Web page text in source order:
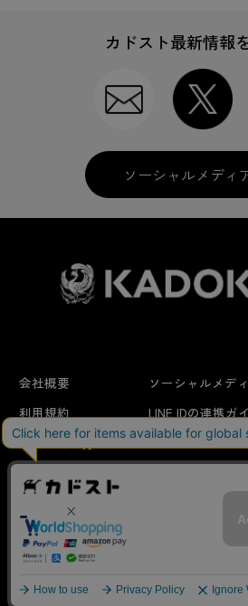
カドスト最新情報
ソーシャルメディ
会社概要
利用規約
はじめての方へ
ソーシャルメデ
LINE IDの連携ガ
FAQ
当サイトでは利用体験の向上およびコ
ラフィックの分析を目的としてCookie
サイトの閲覧を継続された場合、Cookie
のといたします。
詳細については
承諾する